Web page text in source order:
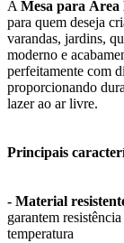
A Mesa para
para quem deseja
varandas, jardins,
moderno e
perfeitamente com
proporcionando
lazer ao ar livre.
Principais
- Material
garantem
temperatura